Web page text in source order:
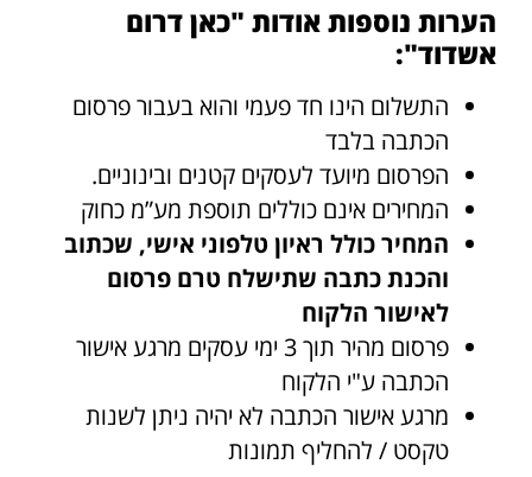
הערות נוספות אודות "כאן דרום
אשדוד":
התשלום הינו חד פעמי והוא בעבור פרסום
הכתבה בלבד
הפרסום מיועד לעסקים קטנים ובינוניים.
המחירים אינם כוללים תוספת מע”מ כחוק
המחיר כולל ראיון טלפוני אישי, שכתוב
והכנת כתבה שתישלח טרם פרסום
לאישור הלקוח
פרסום מהיר תוך 3 ימי עסקים מרגע אישור
הכתבה ע"י הלקוח
מרגע אישור הכתבה לא יהיה ניתן לשנות
טקסט / להחליף תמונות